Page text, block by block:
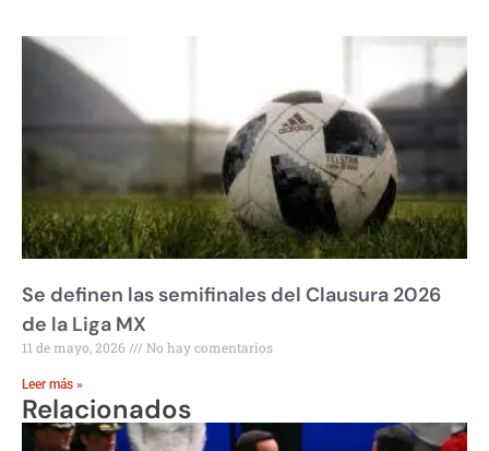
Se definen las semifinales del Clausura 2026
de la Liga MX
11 de mayo, 2026 No hay comentarios
Leer más »
Relacionados